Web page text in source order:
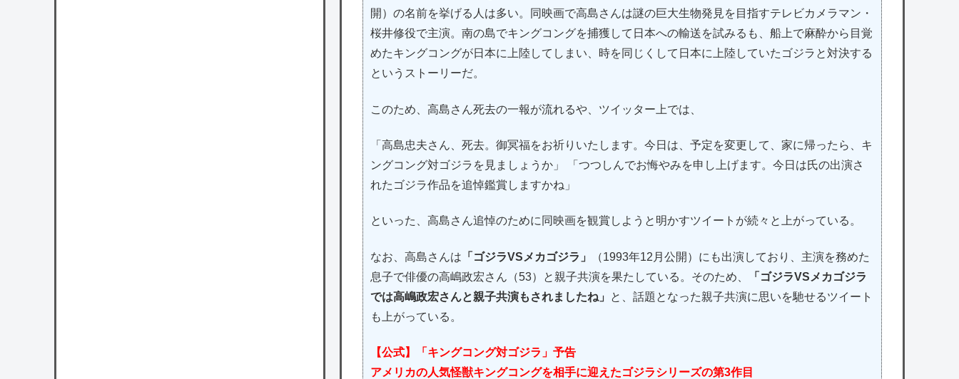
開）の名前を挙げる人は多い。同映画で高島さんは謎の巨大生物発見を目指すテレビカメラマン・
桜井修役で主演。南の島でキングコングを捕獲して日本への輸送を試みるも、船上で麻酔から目覚
めたキングコングが日本に上陸してしまい、時を同じくして日本に上陸していたゴジラと対決する
というストーリーだ。
このため、高島さん死去の一報が流れるや、ツイッター上では、
「高島忠夫さん、死去。御冥福をお祈りいたします。今日は、予定を変更して、家に帰ったら、キ
ングコング対ゴジラを見ましょうか」 「つつしんでお悔やみを申し上げます。今日は氏の出演さ
れたゴジラ作品を追悼鑑賞しますかね」
といった、高島さん追悼のために同映画を観賞しようと明かすツイートが続々と上がっている。
なお、高島さんは 「ゴジラVSメカゴジラ」
（1993年12月公開）にも出演しており、主演を務めた
息子で俳優の高嶋政宏さん（53）と親子共演を果たしている。そのため、
「ゴジラVSメカゴジラ
では高嶋政宏さんと親子共演もされましたね」
と、話題となった親子共演に思いを馳せるツイート
も上がっている。
【公式】「キングコング対ゴジラ」予告
アメリカの人気怪獣キングコングを相手に迎えたゴジラシリーズの第3作目